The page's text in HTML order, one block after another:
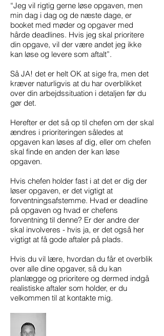
“Jeg vil rigtig gerne løse opgaven, men
min dag i dag og de næste dage, er
booket med møder og opgaver med
hårde deadlines. Hvis jeg skal prioritere
din opgave, vil der være andet jeg ikke
kan løse og levere som aftalt”.
Så JA! det er helt OK at sige fra, men det
kræver naturligvis at du har overblikket
over din arbejdssituation i detaljen før du
gør det.
Herefter er det så op til chefen om der skal
ændres i prioriteringen således at
opgaven kan løses af dig, eller om chefen
skal finde en anden der kan løse
opgaven.
Hvis chefen holder fast i at det er dig der
løser opgaven, er det vigtigt at
forventningsafstemme. Hvad er deadline
på opgaven og hvad er chefens
forventning til denne? Er der andre der
skal involveres - hvis ja, er det også her
vigtigt at få gode aftaler på plads.
Hvis du vil lære, hvordan du får et overblik
over alle dine opgaver, så du kan
planlægge og prioritere og dermed indgå
realistiske aftaler som holder, er du
velkommen til at kontakte mig.